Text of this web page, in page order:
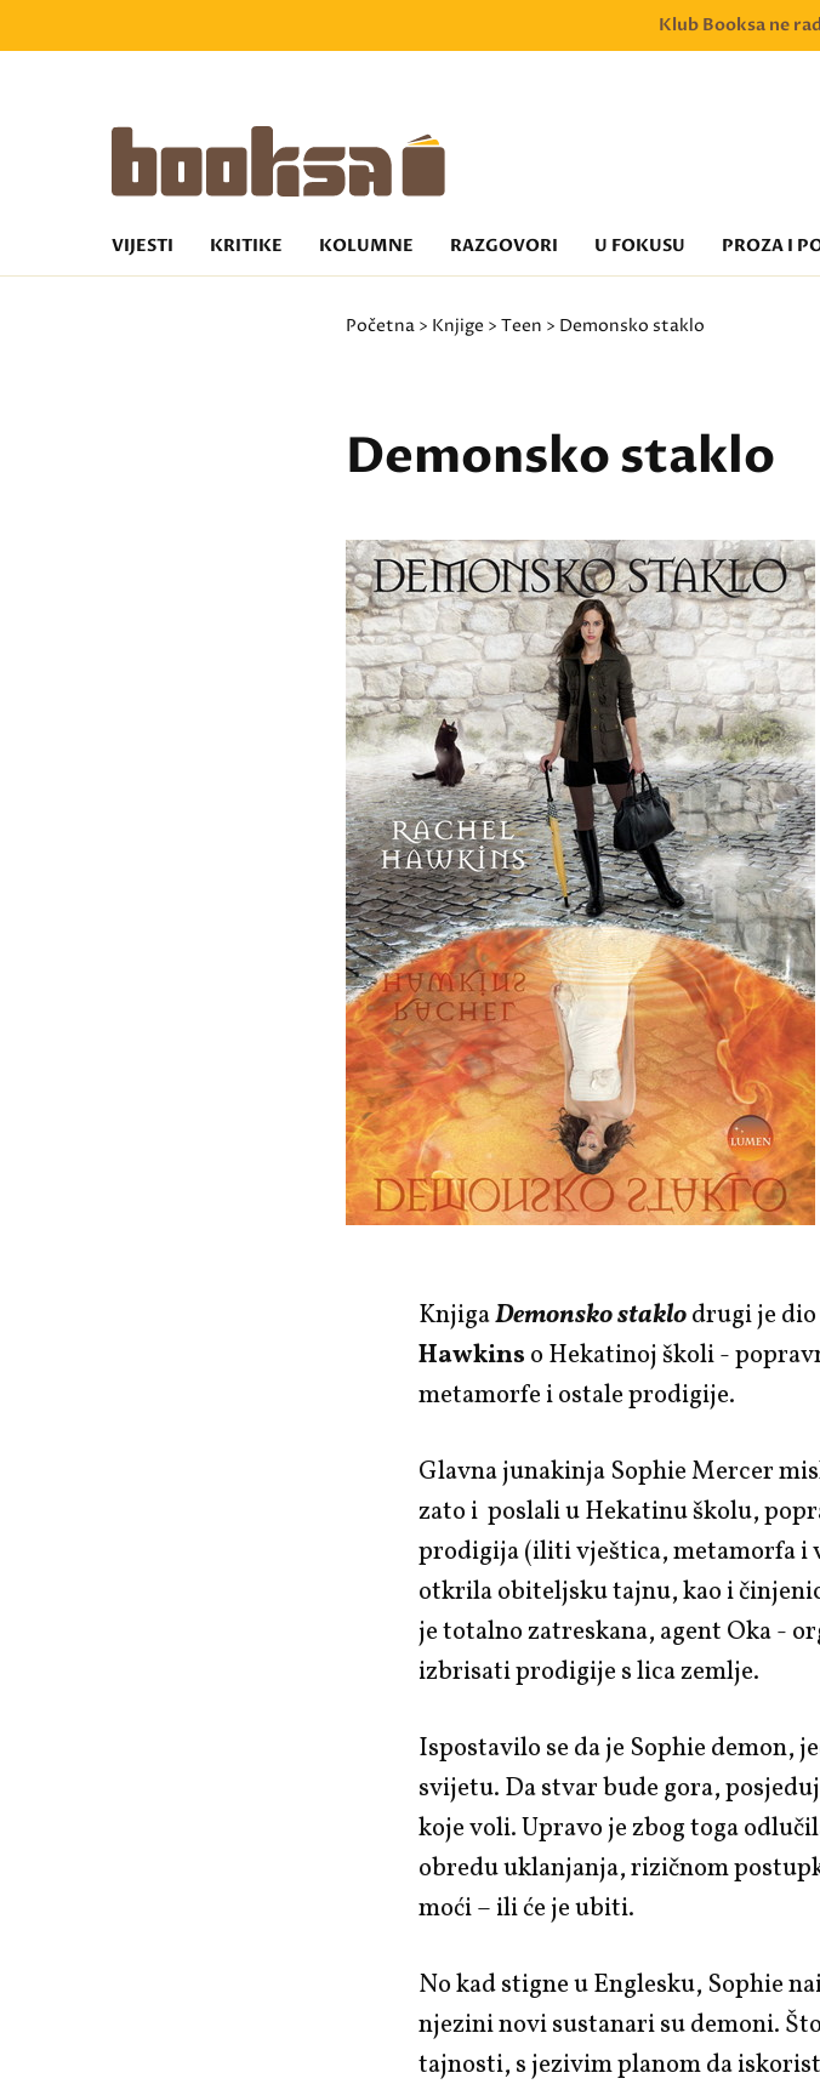
Klub Booksa ne
VIJESTI KRITIKE KOLUMNE RAZGOVORI U FOKUSU PROZA I
Početna > Knjige >Teen > Demonsko staklo
Demonsko staklo
KnjigaDemonsko staklodrugi je
Hawkins o Hekatinoj školi -
metamorfe i ostale prodigije.
Glavna junakinja Sophie Mercer
zato i poslali u Hekatinu školu,
prodigija (iliti vještica, metamorfa i
otkrila obiteljsku tajnu, kao i
je totalno zatreskana, agent Oka -
izbrisati prodigije s lica zemlje.
Ispostavilo se da je Sophie demon,
svijetu. Da stvar bude gora,
koje voli. Upravo je zbog toga
obredu uklanjanja, rizičnom
moći – ili će je ubiti.
No kad stigne u Englesku, Sophie
njezini novi sustanari su demoni.
tajnosti, s jezivim planom da